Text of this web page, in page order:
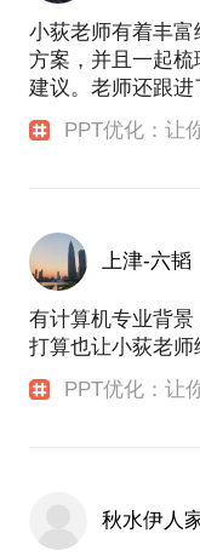
在约见开始之前
问题。
另外，对于自我
量挑选公共但相
我有15 年课程开
有2000+人次，
已经超过200W人
同时，我也是喜
PCT教练式培训师
我服务过的人群
盖了各种类型和
量国际友人。
我当然不懂这么
接受事物的规律
的时候，他们会
有了翻天覆地的
面前有了一个非
小荻老师有着丰
方案，并且一起
建议。老师还跟
PPT优化：让
上津-六韬
有计算机专业背
打算也让小荻老
PPT优化：让
秋水伊人